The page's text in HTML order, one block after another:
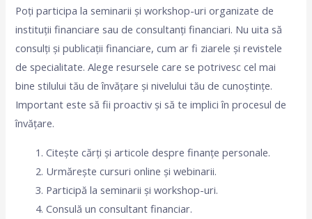
Poți participa la seminarii și workshop-uri organizate de
instituții financiare sau de consultanți financiari. Nu uita să
consulți și publicații financiare, cum ar fi ziarele și revistele
de specialitate. Alege resursele care se potrivesc cel mai
bine stilului tău de învățare și nivelului tău de cunoștințe.
Important este să fii proactiv și să te implici în procesul de
învățare.
Citește cărți și articole despre finanțe personale.
Urmărește cursuri online și webinarii.
Participă la seminarii și workshop-uri.
Consulă un consultant financiar.